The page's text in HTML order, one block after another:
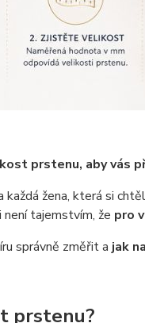
prstenu, aby vás
žena, která si
tajemstvím, že pro
správně změřit a jak
prstenu?